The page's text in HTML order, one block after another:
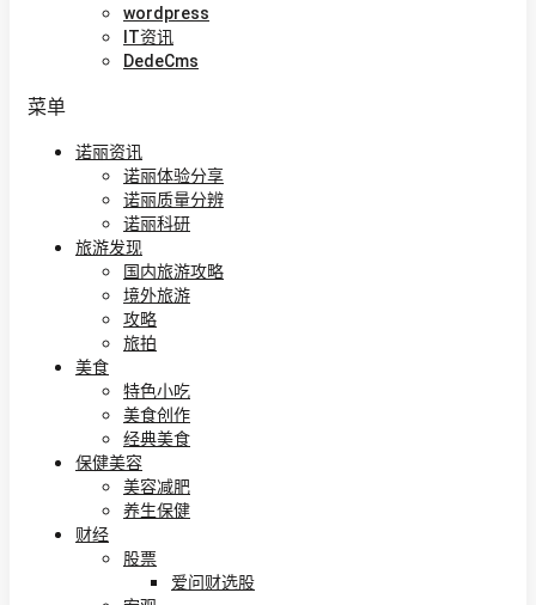
wordpress
IT资讯
DedeCms
菜单
诺丽资讯
诺丽体验分享
诺丽质量分辨
诺丽科研
旅游发现
国内旅游攻略
境外旅游
攻略
旅拍
美食
特色小吃
美食创作
经典美食
保健美容
美容减肥
养生保健
财经
股票
爱问财选股